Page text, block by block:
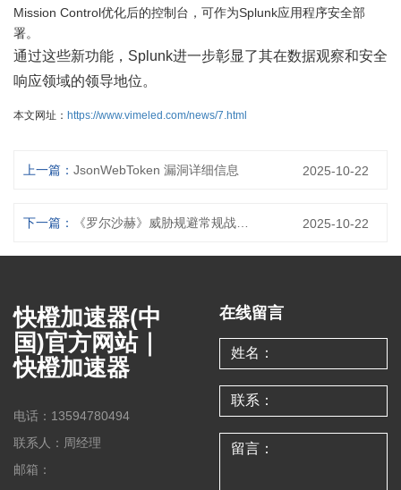
Mission Control优化后的控制台，可作为Splunk应用程序安全部
署。
通过这些新功能，Splunk进一步彰显了其在数据观察和安全
响应领域的领导地位。
本文网址： https://www.vimeled.com/news/7.html
上一篇： JsonWebToken 漏洞详细信息 2025-10-22
下一篇： 2025-10-22
快橙加速器(中
国)官方网站｜
快橙加速器
电话：13594780494
联系人：周经理
邮箱：
在线留言